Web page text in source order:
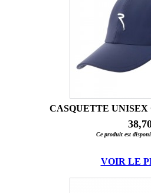
CASQUETTE
Ce produit est
VOIR LE